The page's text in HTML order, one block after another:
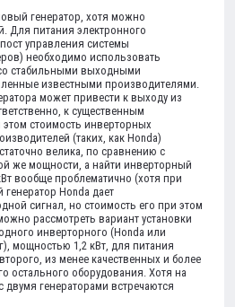
генератор, хотя можно
Для питания электронного
управления системы
необходимо использовать
стабильными выходными
известными производителями.
может привести к выходу из
к существенным
стоимость инверторных
(таких, как Honda)
велика, по сравнению с
же мощности, а найти инверторный
вообще проблематично (хотя при
Honda дает
сигнал, но стоимость его при этом
рассмотреть вариант установки
инверторного (Honda или
мощностью 1,2 кВт, для питания
из менее качественных и более
остального оборудования. Хотя на
двумя генераторами встречаются